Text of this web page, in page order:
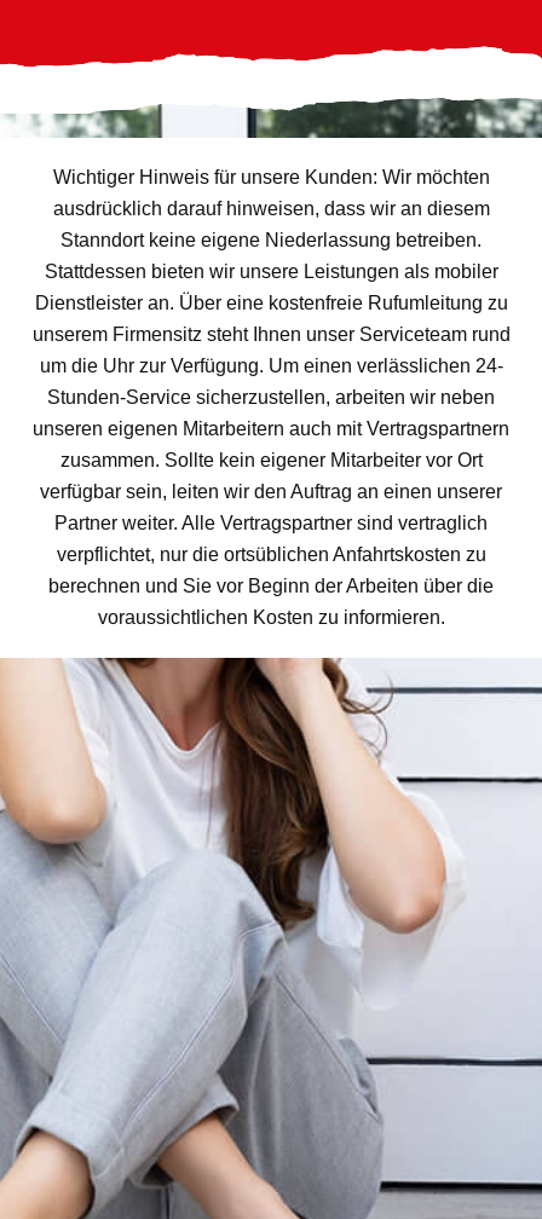
Wichtiger Hinweis für unsere Kunden: Wir möchten
ausdrücklich darauf hinweisen, dass wir an diesem
Stanndort keine eigene Niederlassung betreiben.
Stattdessen bieten wir unsere Leistungen als mobiler
Dienstleister an. Über eine kostenfreie Rufumleitung zu
unserem Firmensitz steht Ihnen unser Serviceteam rund
um die Uhr zur Verfügung. Um einen verlässlichen 24-
Stunden-Service sicherzustellen, arbeiten wir neben
unseren eigenen Mitarbeitern auch mit Vertragspartnern
zusammen. Sollte kein eigener Mitarbeiter vor Ort
verfügbar sein, leiten wir den Auftrag an einen unserer
Partner weiter. Alle Vertragspartner sind vertraglich
verpflichtet, nur die ortsüblichen Anfahrtskosten zu
berechnen und Sie vor Beginn der Arbeiten über die
voraussichtlichen Kosten zu informieren.